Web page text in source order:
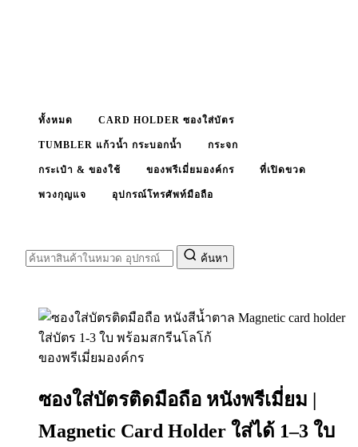
ทั้งหมด CARD HOLDER ซองใส่บัตร
TUMBLER แก้วน้ำ กระบอกน้ำ กระจก
กระเป๋า & ของใช้ ของพรีเมี่ยมองค์กร ที่เปิดขวด
พวงกุญแจ อุปกรณ์โทรศัพท์มือถือ
ค้นหา
ของพรีเมี่ยมองค์กร
ซองใส่บัตรติดมือถือ หนังพรีเมี่ยม |
Magnetic Card Holder ใส่ได้ 1–3 ใบ